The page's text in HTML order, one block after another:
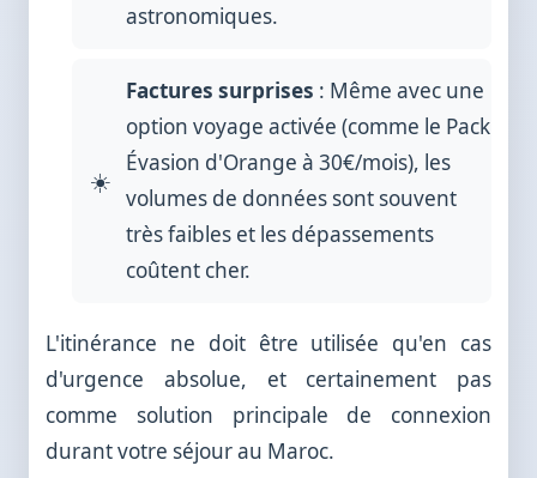
astronomiques.
Factures surprises : Même avec une
option voyage activée (comme le Pack
Évasion d'Orange à 30€/mois), les
volumes de données sont souvent
très faibles et les dépassements
coûtent cher.
L'itinérance ne doit être utilisée qu'en cas
d'urgence absolue, et certainement pas
comme solution principale de connexion
durant votre séjour au Maroc.